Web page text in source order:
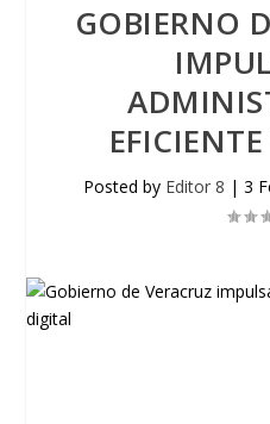
GOBIERNO
Posted by Editor 8 | 3